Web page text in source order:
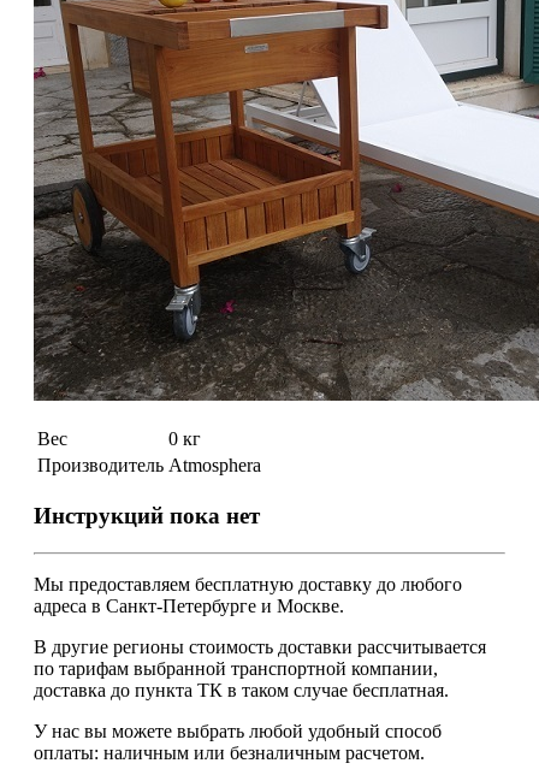
Вес
0 кг
Производитель Atmosphera
Инструкций пока нет
Мы предоставляем бесплатную доставку до любого
адреса в Санкт-Петербурге и Москве.
В другие регионы стоимость доставки рассчитывается
по тарифам выбранной транспортной компании,
доставка до пункта ТК в таком случае бесплатная.
У нас вы можете выбрать любой удобный способ
оплаты: наличным или безналичным расчетом.